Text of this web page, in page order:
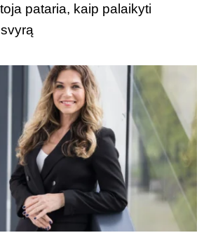
pataria, kaip palaikyti